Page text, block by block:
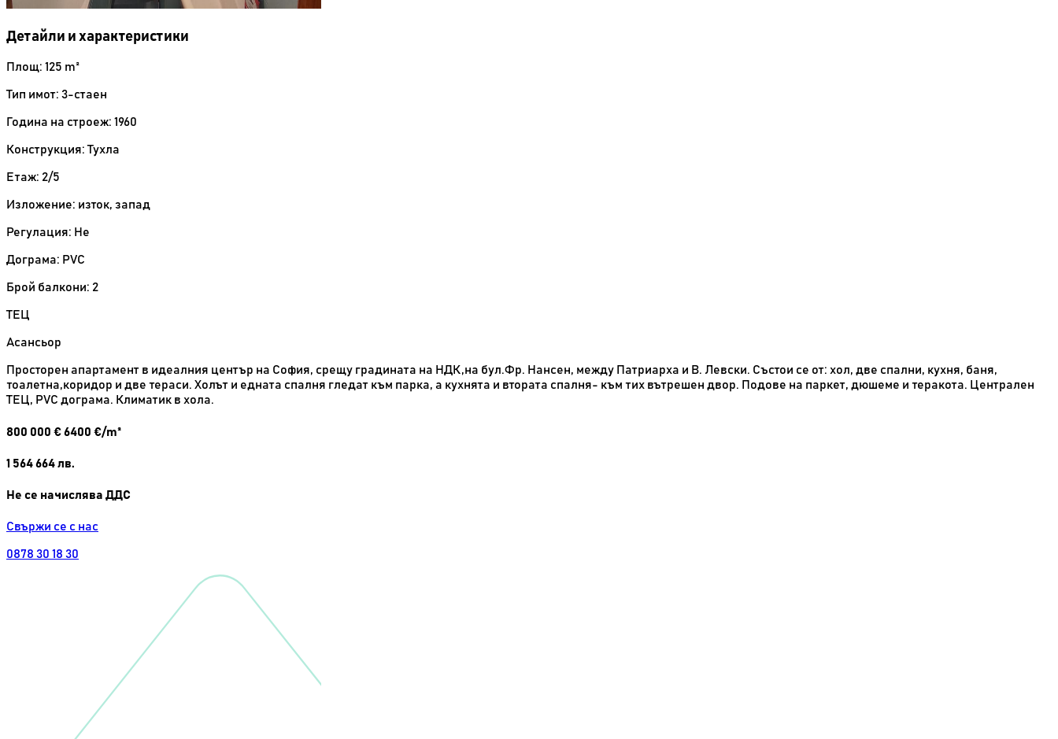
Детайли и характеристики
Площ: 125 m²
Тип имот: 3-стаен
Година на строеж: 1960
Конструкция: Тухла
Етаж: 2/5
Изложение: изток, запад
Регулация: Не
Дограма: PVC
Брой балкони: 2
ТЕЦ
Асансьор
Просторен апартамент в идеалния център на София, срещу градината на НДК,на бул.Фр. Нансен, между Патриарха и В. Левски. Състои се от: хол, две спални, кухня, баня,
тоалетна,коридор и две тераси. Холът и едната спалня гледат към парка, а кухнята и втората спалня- към тих вътрешен двор. Подове на паркет, дюшеме и теракота. Централен
ТЕЦ, PVC дограма. Климатик в хола.
800 000 €6400 €/m²
1 564 664лв.
Не се начислява ДДС
Свържи се с нас
0878 30 18 30